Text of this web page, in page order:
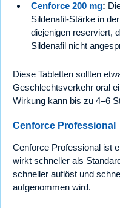
Cenforce 200 mg:
Sildenafil-Stärke in
diejenigen reserviert,
Sildenafil nicht
Diese Tabletten sollten
Geschlechtsverkehr oral
Wirkung kann bis zu 4–6
Cenforce Professional
Cenforce Professional ist
wirkt schneller als
schneller auflöst und
aufgenommen wird.